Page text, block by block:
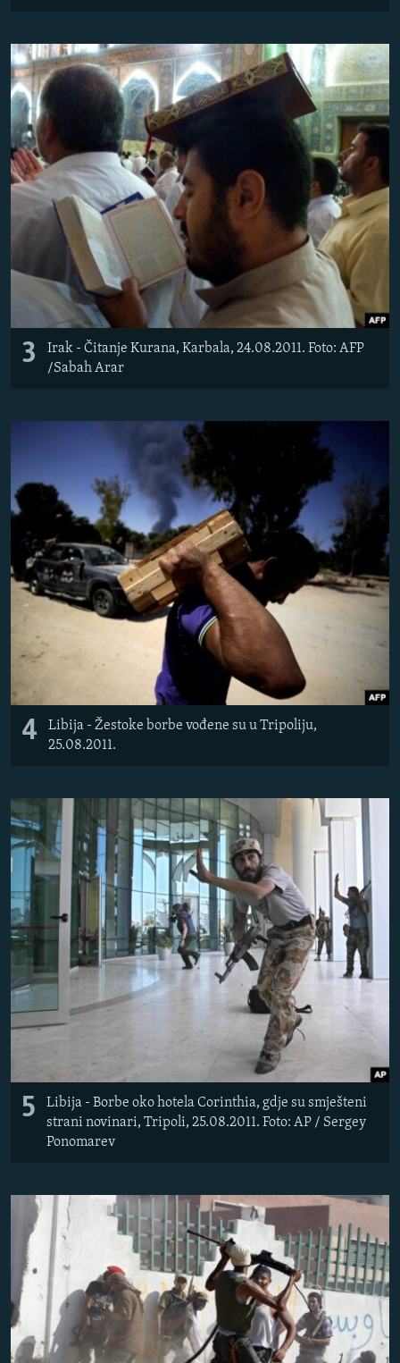
3
Irak - Čitanje Kurana, Karbala, 24.08.2011. Foto: AFP
/Sabah Arar
4
Libija - Žestoke borbe vođene su u Tripoliju,
25.08.2011.
5
Libija - Borbe oko hotela Corinthia, gdje su smješteni
strani novinari, Tripoli, 25.08.2011. Foto: AP / Sergey
Ponomarev